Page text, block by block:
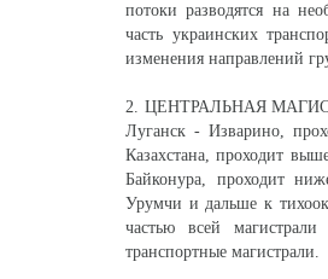
потоки разводятся на
часть украинских
изменения направлений
2. ЦЕНТРАЛЬНАЯ
Луганск - Изварино,
Казахстана, проходит
Байконура, проходит
Урумчи и дальше к
частью всей
транспортные магистрали.